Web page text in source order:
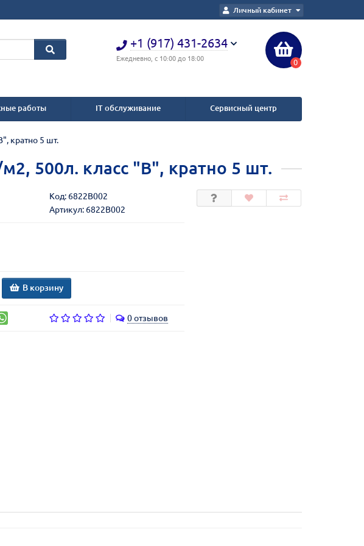
Личный кабинет
+1 (917) 431-2634
Ежедневно, с 10:00 до 18:00 0
работы IT обслуживание Сервисный центр
кратно 5 шт.
500л. класс "В", кратно 5 шт.
Код: 6822B002
Артикул: 6822B002
В корзину
0 отзывов